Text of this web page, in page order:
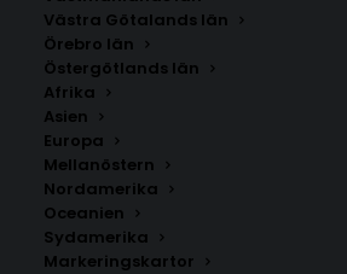
Västra Götalands län
Örebro län
Östergötlands län
Afrika
Asien
Europa
Mellanöstern
Nordamerika
Oceanien
Sydamerika
Markeringskartor
350.00kr
Handritad karta över Kvarbo i
Välj mellan fyra olika storlekar: